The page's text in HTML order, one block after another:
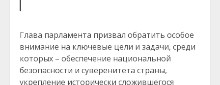
Глава парламента призвал обратить особое
внимание на ключевые цели и задачи, среди
которых – обеспечение национальной
безопасности и суверенитета страны,
укрепление исторически сложившегося